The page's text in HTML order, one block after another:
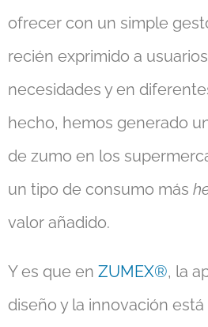
ofrecer con un simple
recién exprimido a
necesidades y en
hecho, hemos generado
de zumo en los
un tipo de consumo más
valor añadido.
Y es que en ZUMEX®, la
diseño y la innovación